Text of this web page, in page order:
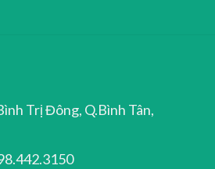
Trị Đông, Q.Bình Tân,